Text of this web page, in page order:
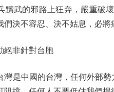
黷武的邪路上狂奔，嚴重破
決不容忍、決不姑息，必將
非針對台胞
中國的台灣，任何外部勢